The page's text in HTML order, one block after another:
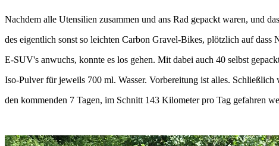
Nachdem alle Utensilien zusammen und ans Rad gepackt waren, und
des eigentlich sonst so leichten Carbon Gravel-Bikes, plötzlich auf dass
E-SUV's anwuchs, konnte es los gehen. Mit dabei auch 40 selbst
Iso-Pulver für jeweils 700 ml. Wasser. Vorbereitung ist alles. Schließlich
den kommenden 7 Tagen, im Schnitt 143 Kilometer pro Tag gefahren